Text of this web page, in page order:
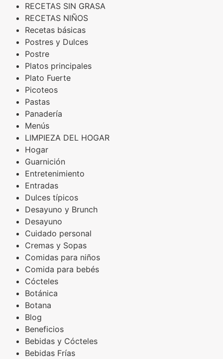
RECETAS SIN GRASA
RECETAS NIÑOS
Recetas básicas
Postres y Dulces
Postre
Platos principales
Plato Fuerte
Picoteos
Pastas
Panadería
Menús
LIMPIEZA DEL HOGAR
Hogar
Guarnición
Entretenimiento
Entradas
Dulces típicos
Desayuno y Brunch
Desayuno
Cuidado personal
Cremas y Sopas
Comidas para niños
Comida para bebés
Cócteles
Botánica
Botana
Blog
Beneficios
Bebidas y Cócteles
Bebidas Frías